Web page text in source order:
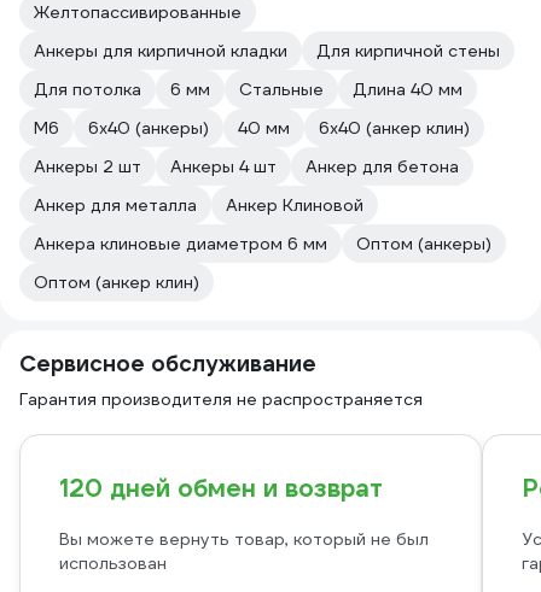
Желтопассивированные
Анкеры для кирпичной кладки
Для кирпичной стены
Для потолка
6 мм Стальные
Длина 40 мм
М6
6х40 (анкеры) 40 мм
6х40 (анкер клин)
Анкеры 2 шт
Анкеры 4 шт
Анкер для бетона
Анкер для металла
Анкер Клиновой
Анкера клиновые диаметром 6 мм
Оптом (анкеры)
Оптом (анкер клин)
Сервисное обслуживание
Гарантия производителя не распространяется
120 дней обмен и возврат
Вы можете вернуть товар, который не был
использован